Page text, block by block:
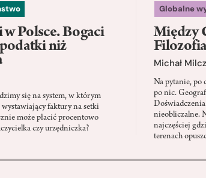
Polsce. Bogaci
podatki niż
się na system, w którym
faktury na setki
może płacić procentowo
czy urzędniczka?
Globalne
Między
Michał
Na pytanie, po
po nic.
nieobliczalne.
najczęściej
terenach